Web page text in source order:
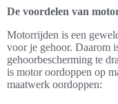
De voordelen van
Motorrijden is een
voor je gehoor. Daarom
gehoorbescherming te
is motor oordoppen op
maatwerk oordoppen: